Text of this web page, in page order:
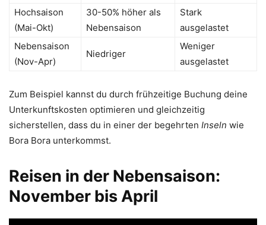
Hochsaison
(Mai-Okt)
30-50% höher als
Nebensaison
Stark
ausgelastet
Nebensaison
(Nov-Apr)
Niedriger
Weniger
ausgelastet
Zum Beispiel kannst du durch frühzeitige Buchung deine
Unterkunftskosten optimieren und gleichzeitig
sicherstellen, dass du in einer der begehrten Inseln wie
Bora Bora unterkommst.
Reisen in der Nebensaison:
November bis April